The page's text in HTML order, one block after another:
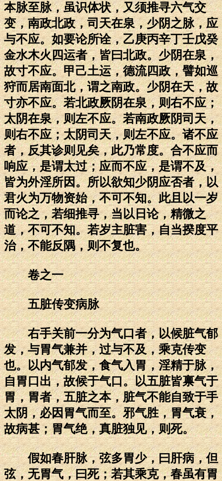
本脉至脉，虽识体状，又须推寻六气交
变，南政北政，司天在泉，少阴之脉，应
与不应。如要论所诠，乙庚丙辛丁壬戊癸
金水木火四运者，皆曰北政。少阴在泉，
故寸不应。甲己土运，德流四政，譬如巡
狩而居南面北，谓之南政。少阴在天，故
寸亦不应。若北政厥阴在泉，则右不应；
太阴在泉，则左不应。若南政厥阴司天，
则右不应；太阴司天，则左不应。诸不应
者，反其诊则见矣，此乃常度。合不应而
响应，是谓太过；应而不应，是谓不及，
皆为外淫所因。所以欲知少阴应否者，以
君火为万物资始，不可不知。此且以一岁
而论之，若细推寻，当以日论，精微之
道，不可不知。若岁主脏害，自当揆度平
治，不能反隅，则不复也。
卷之一
五脏传变病脉
右手关前一分为气口者，以候脏气郁
发，与胃气兼并，过与不及，乘克传变
也。以内气郁发，食气入胃，淫精于脉，
自胃口出，故候于气口。以五脏皆禀气于
胃，胃者，五脏之本，脏气不能自致于手
太阴，必因胃气而至。邪气胜，胃气衰，
故病甚；胃气绝，真脏独见，则死。
假如春肝脉，弦多胃少，曰肝病，但
弦，无胃气，曰死；若其乘克，春虽有胃